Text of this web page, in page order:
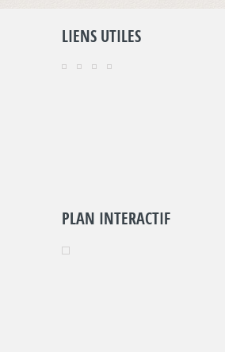
LIENS UTILES
PLAN INTERACTIF